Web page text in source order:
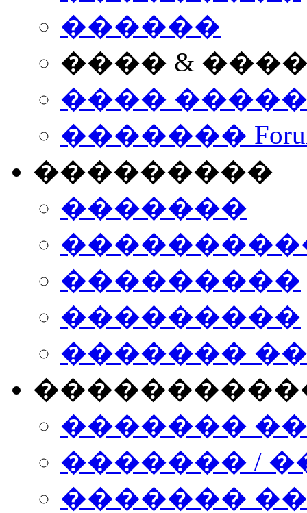
������
���� &
����
�������
���������
�������
���������
���������
�������
�������
������� /
�������